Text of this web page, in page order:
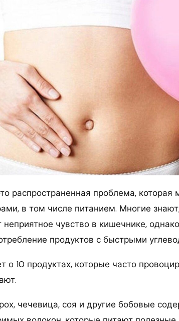
распространенная проблема,
в том числе питанием. Многие
чувство в кишечнике,
продуктов с быстрыми
о 10 продуктах, которые часто
чечевица, соя и другие бобовые